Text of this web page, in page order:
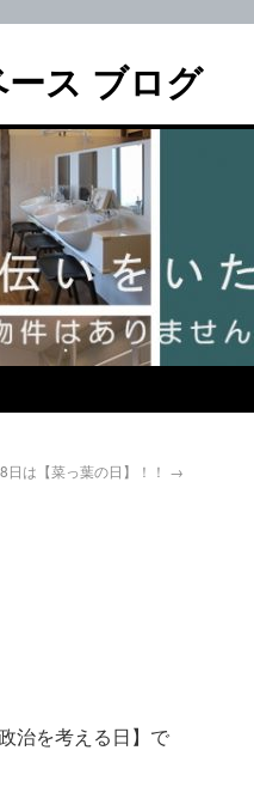
ス ブログ
は【菜っ葉の日】！！ →
治を考える日】で